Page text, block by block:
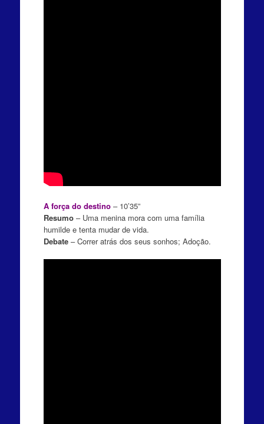
A força do destino– 10’35”
Resumo– Uma menina mora com uma família
humilde e tenta mudar de vida.
Debate– Correr atrás dos seus sonhos; Adoção.